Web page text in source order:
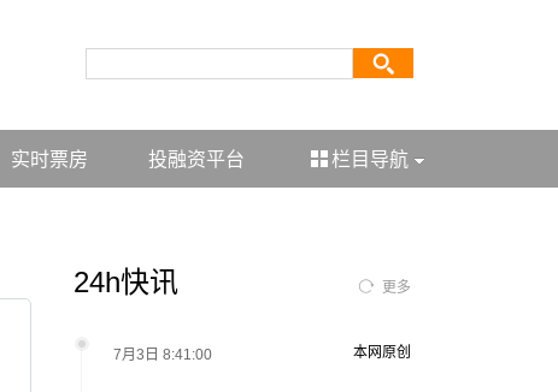
实时票房 投融资平台 栏目导航
24h快讯 更多
7月3日 8:41:00 本网原创